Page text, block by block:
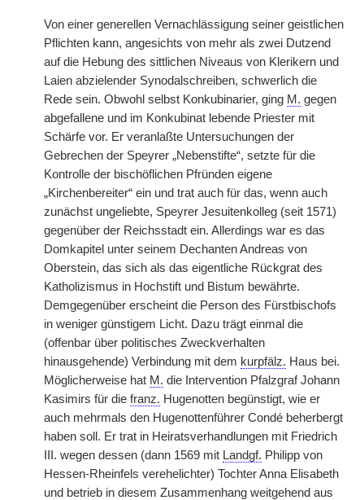
Von einer generellen Vernachlässigung seiner geistlichen
Pflichten kann, angesichts von mehr als zwei Dutzend
auf die Hebung des sittlichen Niveaus von Klerikern und
Laien abzielender Synodalschreiben, schwerlich die
Rede sein. Obwohl selbst Konkubinarier, ging M. gegen
abgefallene und im Konkubinat lebende Priester mit
Schärfe vor. Er veranlaßte Untersuchungen der
Gebrechen der Speyrer „Nebenstifte“, setzte für die
Kontrolle der bischöflichen Pfründen eigene
„Kirchenbereiter“ ein und trat auch für das, wenn auch
zunächst ungeliebte, Speyrer Jesuitenkolleg (seit 1571)
gegenüber der Reichsstadt ein. Allerdings war es das
Domkapitel unter seinem Dechanten Andreas von
Oberstein, das sich als das eigentliche Rückgrat des
Katholizismus in Hochstift und Bistum bewährte.
Demgegenüber erscheint die Person des Fürstbischofs
in weniger günstigem Licht. Dazu trägt einmal die
(offenbar über politisches Zweckverhalten
hinausgehende) Verbindung mit dem kurpfälz. Haus bei.
Möglicherweise hat M. die Intervention Pfalzgraf Johann
Kasimirs für die franz. Hugenotten begünstigt, wie er
auch mehrmals den Hugenottenführer Condé beherbergt
haben soll. Er trat in Heiratsverhandlungen mit Friedrich
III. wegen dessen (dann 1569 mit Landgf. Philipp von
Hessen-Rheinfels verehelichter) Tochter Anna Elisabeth
und betrieb in diesem Zusammenhang weitgehend aus